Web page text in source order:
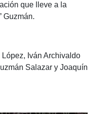
que lleve a la
Guzmán.
Iván Archivaldo
Salazar y Joaquín